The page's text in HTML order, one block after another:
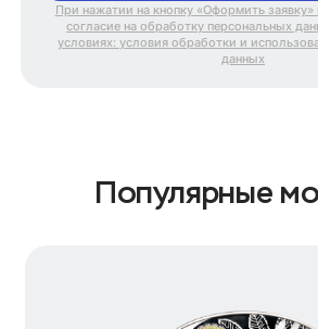
При нажатии на кнопку «Оформить заявку»
согласие на обработку персональных
условиях: условия обработки и
данных
Популярные